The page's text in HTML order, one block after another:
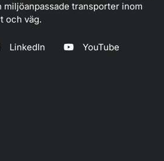
miljöanpassade transporter inom
och väg.
LinkedIn YouTube